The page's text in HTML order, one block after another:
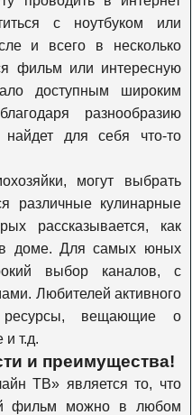
с ноутбуком или
и всего в несколько
фильм или интересную
доступным широким
разнообразию
найдет для себя что-то
могут выбрать
различные кулинарные
рассказывается, как
в доме. Для самых юных
выбор каналов, с
Любителей активного
вещающие о
и т.д.
и преимущества!
ТВ» является то, что
фильм можно в любом